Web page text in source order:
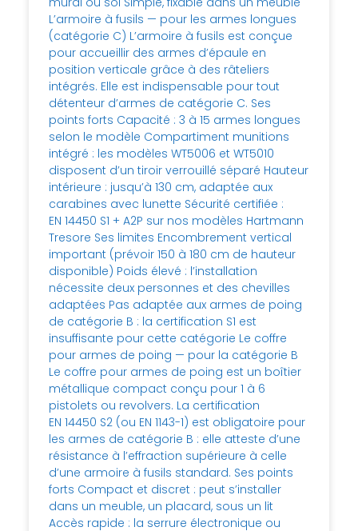
L’armoire à fusils — pour les armes longues
(catégorie C) L’armoire à fusils est conçue
pour accueillir des armes d’épaule en
position verticale grâce à des râteliers
intégrés. Elle est indispensable pour tout
détenteur d’armes de catégorie C. Ses
points forts Capacité : 3 à 15 armes longues
selon le modèle Compartiment munitions
intégré : les modèles WT5006 et WT5010
disposent d’un tiroir verrouillé séparé Hauteur
intérieure : jusqu’à 130 cm, adaptée aux
carabines avec lunette Sécurité certifiée :
EN 14450 S1 + A2P sur nos modèles Hartmann
Tresore Ses limites Encombrement vertical
important (prévoir 150 à 180 cm de hauteur
disponible) Poids élevé : l’installation
nécessite deux personnes et des chevilles
adaptées Pas adaptée aux armes de poing
de catégorie B : la certification S1 est
insuffisante pour cette catégorie Le coffre
pour armes de poing — pour la catégorie B
Le coffre pour armes de poing est un boîtier
métallique compact conçu pour 1 à 6
pistolets ou revolvers. La certification
EN 14450 S2 (ou EN 1143-1) est obligatoire pour
les armes de catégorie B : elle atteste d’une
résistance à l’effraction supérieure à celle
d’une armoire à fusils standard. Ses points
forts Compact et discret : peut s’installer
dans un meuble, un placard, sous un lit
Accès rapide : la serrure électronique ou